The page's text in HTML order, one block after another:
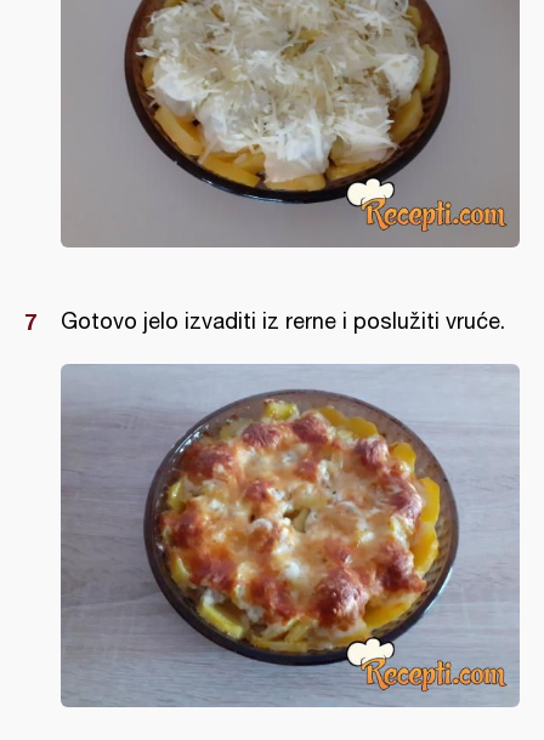
Gotovo jelo izvaditi iz rerne i poslužiti vruće.